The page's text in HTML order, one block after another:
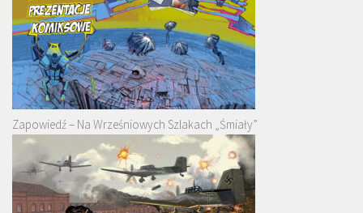
Zapowiedź – Na Wrześniowych Szlakach „Śmiały”